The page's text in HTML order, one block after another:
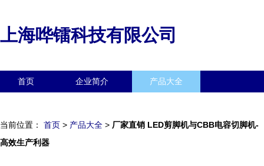
上海哗镭科技有限公司
首页 企业简介 产品大全
当前位置： 首页 > 产品大全 > 厂家直销 LED剪脚机与CBB电容切脚机-
高效生产利器